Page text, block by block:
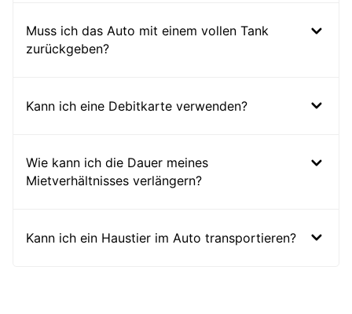
Muss ich das Auto mit einem vollen Tank
zurückgeben?
Kann ich eine Debitkarte verwenden?
Wie kann ich die Dauer meines
Mietverhältnisses verlängern?
Kann ich ein Haustier im Auto transportieren?